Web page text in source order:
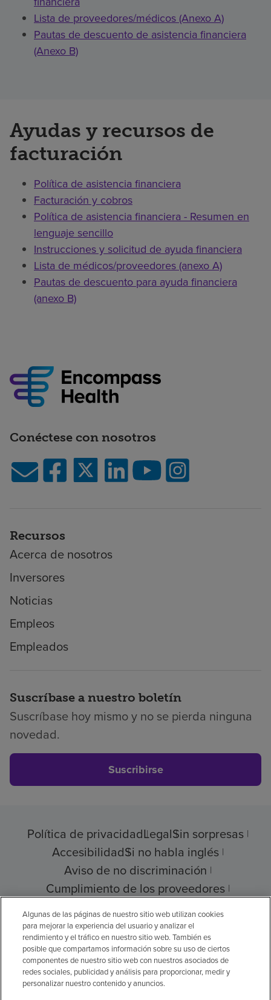
Lista de proveedores/médicos (Anexo A)
Pautas de descuento de asistencia financiera
(Anexo B)
Ayudas y recursos de
facturación
Política de asistencia financiera
Facturación y cobros
Política de asistencia financiera - Resumen en
lenguaje sencillo
Instrucciones y solicitud de ayuda financiera
Lista de médicos/proveedores (anexo A)
Pautas de descuento para ayuda financiera
(anexo B)
Conéctese con nosotros
Recursos
Acerca de nosotros
Inversores
Noticias
Empleos
Empleados
Suscríbase a nuestro boletín
Suscríbase hoy mismo y no se pierda ninguna
novedad.
Suscribirse
Política de privacidadLegalSin sorpresas
AccesibilidadSi no habla inglés
Aviso de no discriminación
Cumplimiento de los proveedores
Transparencia de precios
© 2026 Encompass Health Corporation
Preferencias de cookies
Algunas de las páginas de nuestro sitio web utilizan cookies
para mejorar la experiencia del usuario y analizar el
rendimiento y el tráfico en nuestro sitio web. También es
posible que compartamos información sobre su uso de ciertos
componentes de nuestro sitio web con nuestros asociados de
redes sociales, publicidad y análisis para proporcionar, medir y
personalizar nuestro contenido y anuncios.